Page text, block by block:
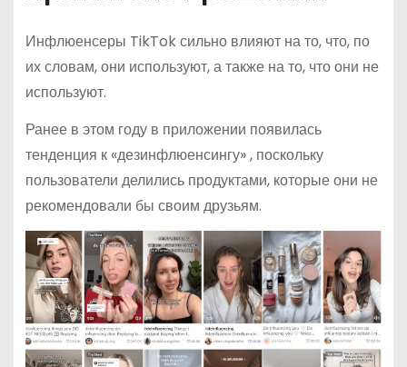
Инфлюенсеры TikTok сильно влияют на то, что, по
их словам, они используют, а также на то, что они не
используют.
Ранее в этом году в приложении появилась
тенденция к «дезинфлюенсингу» , поскольку
пользователи делились продуктами, которые они не
рекомендовали бы своим друзьям.